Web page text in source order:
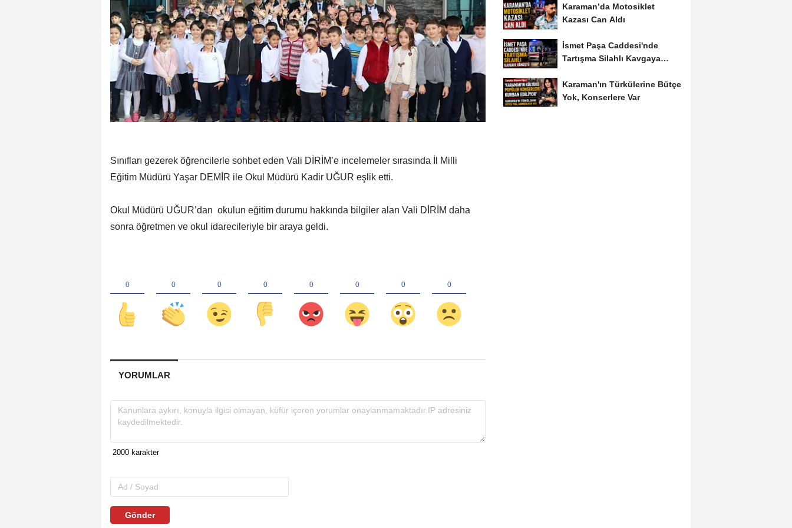
Sınıfları gezerek öğrencilerle sohbet eden Vali DİRİM’e incelemeler sırasında İl Milli
Eğitim Müdürü Yaşar DEMİR ile Okul Müdürü Kadir UĞUR eşlik etti.
Okul Müdürü UĞUR’dan okulun eğitim durumu hakkında bilgiler alan Vali DİRİM daha
sonra öğretmen ve okul idarecileriyle bir araya geldi.
YORUMLAR
Gönder
Karaman’da Motosiklet
Kazası Can Aldı
İsmet Paşa Caddesi'nde
Tartışma Silahlı Kavgaya
Karaman'ın Türkülerine Bütçe
Yok, Konserlere Var